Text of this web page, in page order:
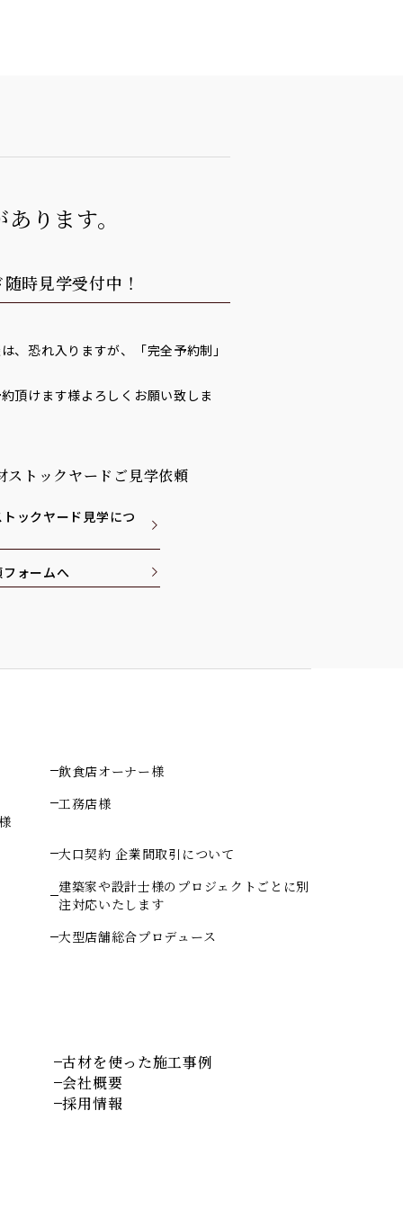
ります。
時見学受付中！
、恐れ入りますが、「完全予約制」
頂けます様よろしくお願い致しま
ストックヤードご見学依頼
ックヤード見学につ
ォームへ
飲食店オーナー様
工務店様
大口契約 企業間取引について
建築家や設計士様のプロジェクトごとに別
注対応いたします
大型店舗総合プロデュース
古材を使った施工事例
会社概要
採用情報